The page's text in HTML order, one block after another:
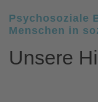
Psychosoziale
Menschen in
Unsere